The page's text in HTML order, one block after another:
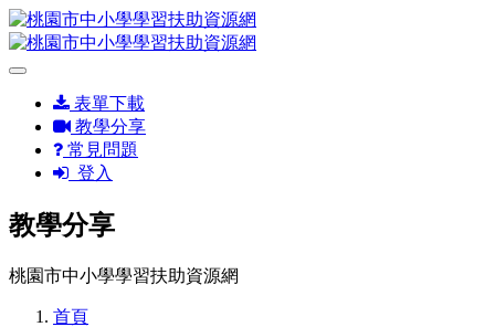
表單下載
教學分享
常見問題
登入
教學分享
桃園市中小學學習扶助資源網
首頁